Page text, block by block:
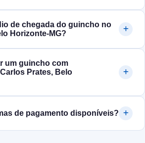
de chegada do guincho no
Horizonte‑MG?
um guincho com
Prates, Belo
de pagamento disponíveis?